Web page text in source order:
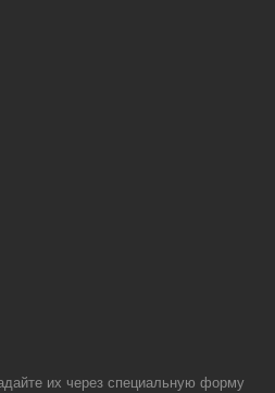
их через специальную форму